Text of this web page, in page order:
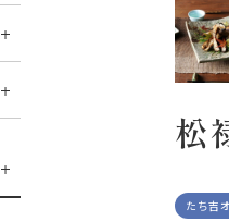
松
たち吉